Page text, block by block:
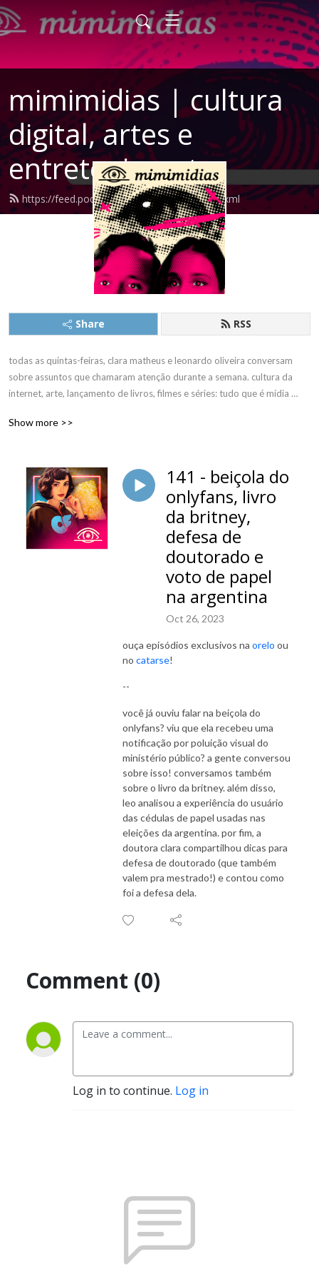
mimimidias | cultura
digital, artes e
entretenimento
https://feed.podbean.com/mimimidias/feed.xml
Share RSS
todas as quintas-feiras, clara matheus e leonardo oliveira conversam
sobre assuntos que chamaram atenção durante a semana. cultura da
internet, arte, lançamento de livros, filmes e séries: tudo que é mídia
qualidade, mas sem perder o bom humor.
Show more >>
141 - beiçola do
onlyfans, livro
da britney,
defesa de
doutorado e
voto de papel
na argentina
Oct 26, 2023
ouça episódios exclusivos na orelo ou
no catarse!
--
você já ouviu falar na beiçola do
onlyfans? viu que ela recebeu uma
notificação por poluição visual do
ministério público? a gente conversou
sobre isso! conversamos também
sobre o livro da britney. além disso,
leo analisou a experiência do usuário
das cédulas de papel usadas nas
eleições da argentina. por fim, a
doutora clara compartilhou dicas para
defesa de doutorado (que também
valem pra mestrado!) e contou como
foi a defesa dela.
Comment (0)
Log in to continue. Log in